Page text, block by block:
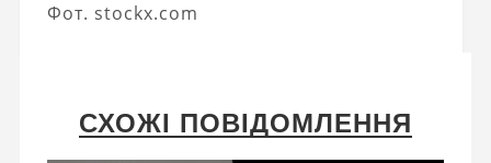
Фот. stockx.com
СХОЖІ ПОВІДОМЛЕННЯ